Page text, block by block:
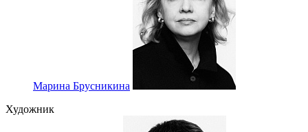
Марина Брусникина
Художник